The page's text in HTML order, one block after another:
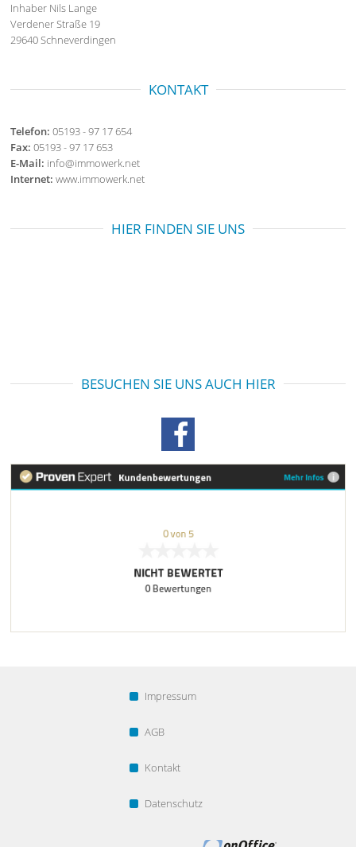
Inhaber Nils Lange
Verdener Straße 19
29640 Schneverdingen
KONTAKT
Telefon: 05193 - 97 17 654
Fax: 05193 - 97 17 653
E-Mail: info@immowerk.net
Internet: www.immowerk.net
HIER FINDEN SIE UNS
BESUCHEN SIE UNS AUCH HIER
Impressum
AGB
Kontakt
Datenschutz